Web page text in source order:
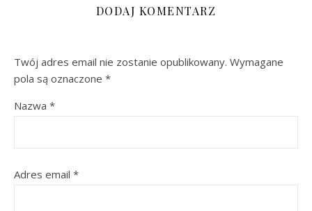
DODAJ KOMENTARZ
Twój adres email nie zostanie opublikowany. Wymagane
pola są oznaczone *
Nazwa *
Adres email *